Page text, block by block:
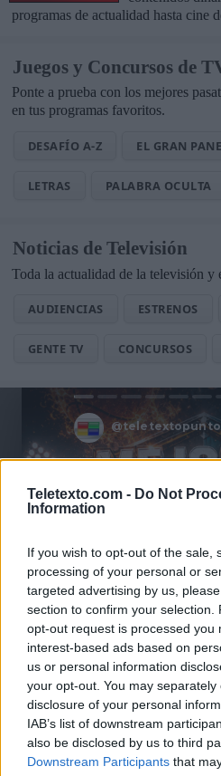
Teletexto.com - Do Not
Information
If you wish to opt-out of the sale,
processing of your personal or
targeted advertising by us,
section to confirm your selection.
opt-out request is processed you
interest-based ads based on
us or personal information
your opt-out. You may
disclosure of your personal
IAB’s list of downstream
also be disclosed by us to third
Downstream Participants that
programas de actualidad hasta cine
Juegos y Concursos de
Ponte a prueba con los mejores
en tus programas favoritos.
DESAFÍO A-Z EL GRAN
LETRAS PALABRA OCULTA
Noticias de Televisión
Toda la actualidad de la televisión y
AUDIENCIAS ESTRENOS
GENTE TV CONCURSOS
Añadir un comentario ...
🏆🎬🎾MEJORES
en Streaming ⚽🍿🏀
El deporte no ocurre solo en
Descubre las series y
streaming que te
pantalla. 💥 De dramas
¡Guarda esta colección